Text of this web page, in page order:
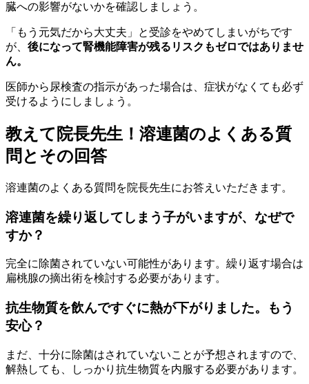
臓への影響がないかを確認しましょう。
「もう元気だから大丈夫」と受診をやめてしまいがちです
が、 後になって腎機能障害が残るリスクもゼロではありませ
ん。
医師から尿検査の指示があった場合は、症状がなくても必ず
受けるようにしましょう。
教えて院長先生！溶連菌のよくある質
問とその回答
溶連菌のよくある質問を院長先生にお答えいただきます。
溶連菌を繰り返してしまう子がいますが、なぜで
すか？
完全に除菌されていない可能性があります。繰り返す場合は
扁桃腺の摘出術を検討する必要があります。
抗生物質を飲んですぐに熱が下がりました。もう
安心？
まだ、十分に除菌はされていないことが予想されますので、
解熱しても、しっかり抗生物質を内服する必要があります。